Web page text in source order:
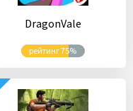
DragonVale
рейтинг 75%